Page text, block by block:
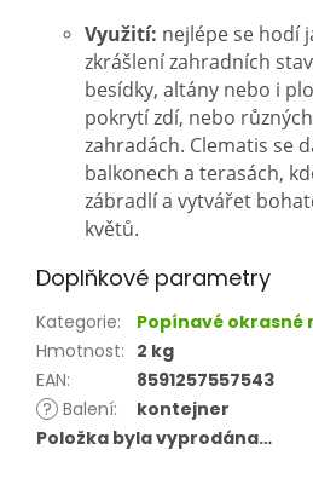
Využití: nejlépe se hodí
zkrášlení zahradních
besídky, altány nebo i
pokrytí zdí, nebo
zahradách. Clematis se
balkonech a terasách,
zábradlí a vytvářet
květů.
Doplňkové parametry
Kategorie:
Popínavé okrasné
Hmotnost: 2 kg
EAN:
8591257557543
? Balení:
kontejner
Položka byla vyprodána…